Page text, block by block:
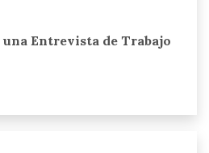
una Entrevista de Trabajo